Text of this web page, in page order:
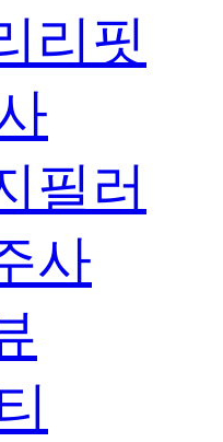
리핏
필러
사